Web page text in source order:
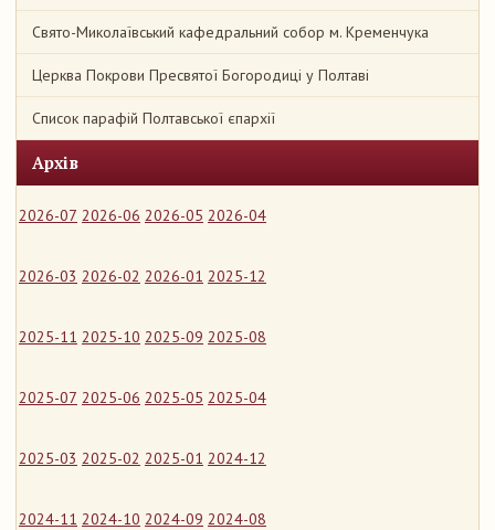
Свято-Миколаївський кафедральний собор м. Кременчука
Церква Покрови Пресвятої Богородиці у Полтаві
Список парафій Полтавської єпархії
Архів
2026-07 2026-06 2026-05 2026-04
2026-03 2026-02 2026-01 2025-12
2025-11 2025-10 2025-09 2025-08
2025-07 2025-06 2025-05 2025-04
2025-03 2025-02 2025-01 2024-12
2024-11 2024-10 2024-09 2024-08